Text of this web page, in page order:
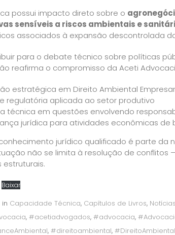
possui impacto direto sobre o
sensíveis a riscos ambientais e
associados à expansão descontrolada
para o debate técnico sobre políticas
reafirma o compromisso da Aceti
estratégica em Direito Ambiental
regulatória aplicada ao setor produtivo
técnica em questões envolvendo
jurídica para atividades econômicas de
jurídico qualificado é parte da
não se limita à resolução de conflitos
estruturais.
Baixar
in Capacidade Técnica, Capítulos de Livros, Notícias
, #acetiadvogados, #advocacia,
, #direitoambiental,